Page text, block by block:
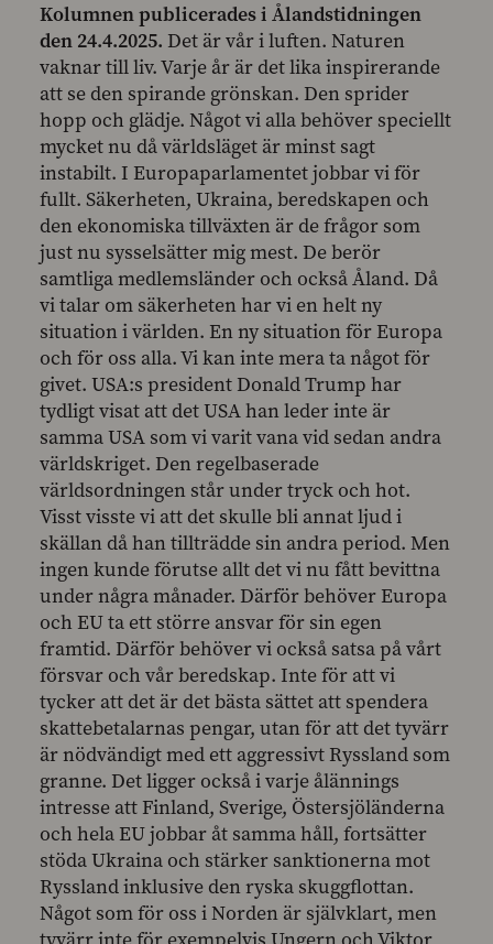
Kolumnen publicerades i Ålandstidningen
den 24.4.2025. Det är vår i luften. Naturen
vaknar till liv. Varje år är det lika inspirerande
att se den spirande grönskan. Den sprider
hopp och glädje. Något vi alla behöver speciellt
mycket nu då världsläget är minst sagt
instabilt. I Europaparlamentet jobbar vi för
fullt. Säkerheten, Ukraina, beredskapen och
den ekonomiska tillväxten är de frågor som
just nu sysselsätter mig mest. De berör
samtliga medlemsländer och också Åland. Då
vi talar om säkerheten har vi en helt ny
situation i världen. En ny situation för Europa
och för oss alla. Vi kan inte mera ta något för
givet. USA:s president Donald Trump har
tydligt visat att det USA han leder inte är
samma USA som vi varit vana vid sedan andra
världskriget. Den regelbaserade
världsordningen står under tryck och hot.
Visst visste vi att det skulle bli annat ljud i
skällan då han tillträdde sin andra period. Men
ingen kunde förutse allt det vi nu fått bevittna
under några månader. Därför behöver Europa
och EU ta ett större ansvar för sin egen
framtid. Därför behöver vi också satsa på vårt
försvar och vår beredskap. Inte för att vi
tycker att det är det bästa sättet att spendera
skattebetalarnas pengar, utan för att det tyvärr
är nödvändigt med ett aggressivt Ryssland som
granne. Det ligger också i varje ålännings
intresse att Finland, Sverige, Östersjöländerna
och hela EU jobbar åt samma håll, fortsätter
stöda Ukraina och stärker sanktionerna mot
Ryssland inklusive den ryska skuggflottan.
Något som för oss i Norden är självklart, men